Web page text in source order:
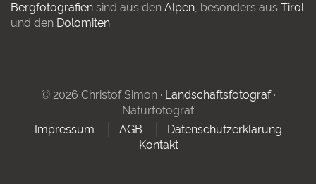
Bergfotografien sind aus den Alpen, besonders aus Tirol
und den Dolomiten.
© 2026 Christof Simon · Landschaftsfotograf·
Naturfotograf
Impressum
AGB
Datenschutzerklärung
Kontakt